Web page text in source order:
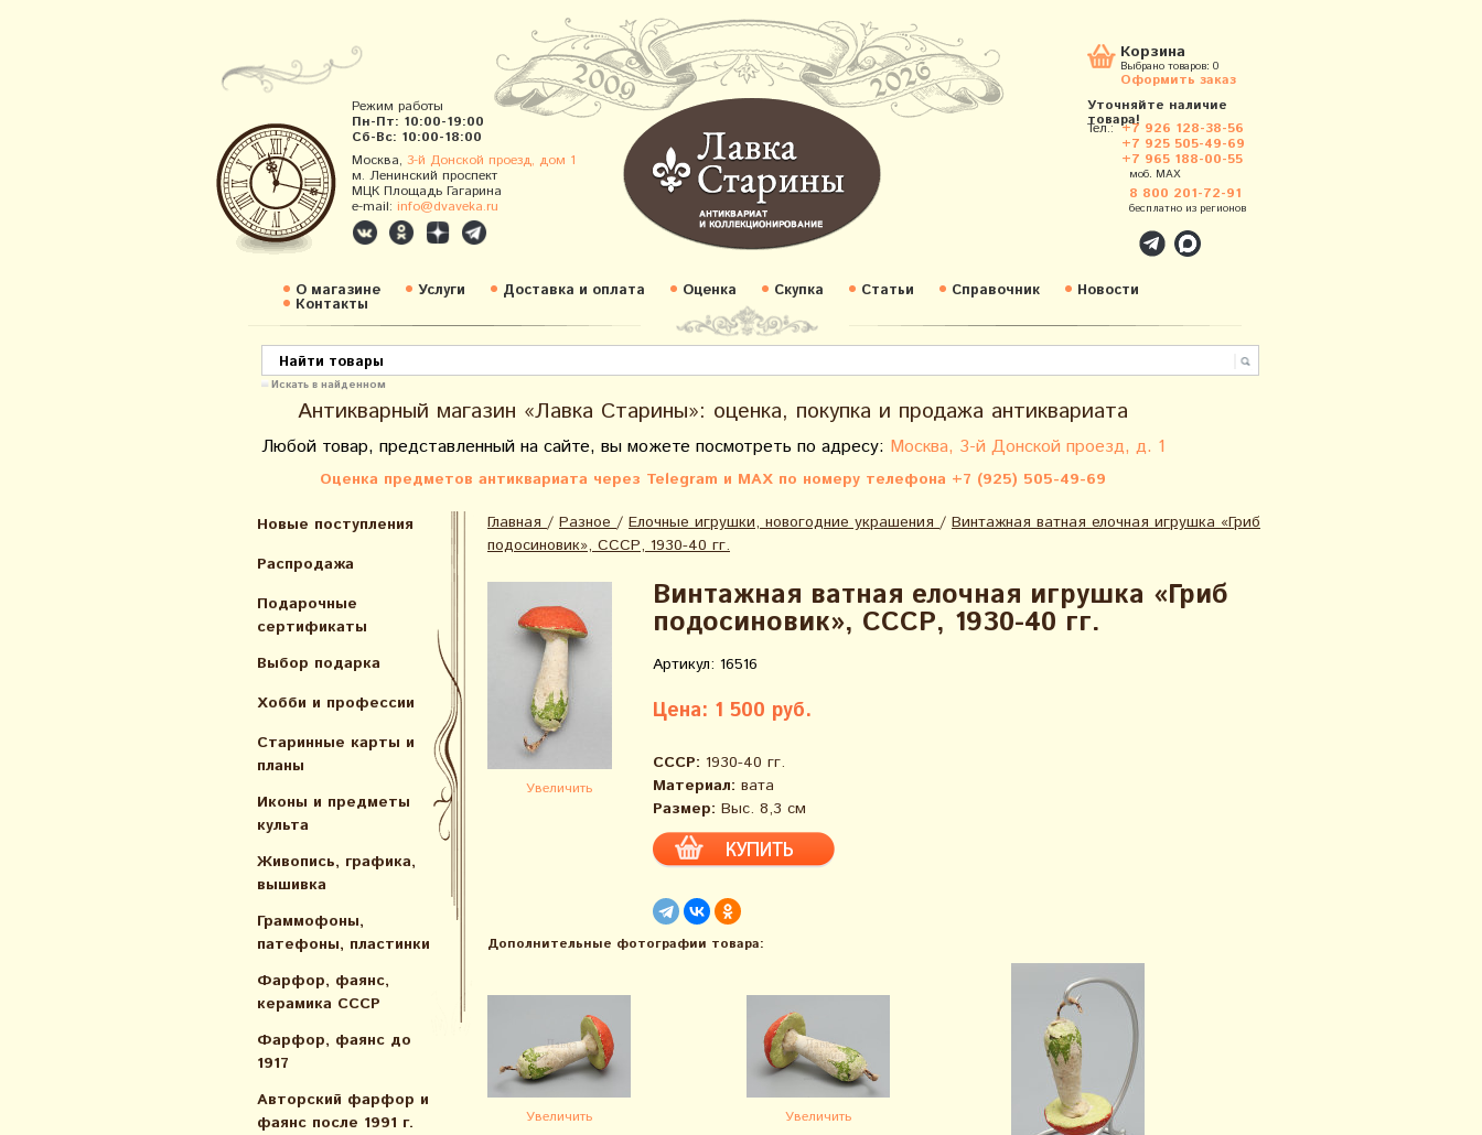
Режим работы
Пн-Пт: 10:00-19:00
Сб-Вс: 10:00-18:00
Москва, 3-й Донской проезд, дом 1
м. Ленинский проспект
МЦК Площадь Гагарина
e-mail: info@dvaveka.ru
Корзина
Выбрано товаров: 0
Оформить заказ
Уточняйте наличие
товара!
Тел.: +7 926 128-38-56
+7 925 505-49-69
+7 965 188-00-55
моб. MAX
8 800 201-72-91
бесплатно из регионов
О магазине Услуги Доставка и оплата Оценка Скупка Статьи Справочник Новости
Контакты
Искать в найденном
Антикварный магазин «Лавка Старины»: оценка, покупка и продажа антиквариата
Любой товар, представленный на сайте, вы можете посмотреть по адресу: Москва, 3-й Донской проезд, д. 1
Оценка предметов антиквариата через Telegram и MAX по номеру телефона +7 (925) 505-49-69
Новые поступления
Распродажа
Подарочные
сертификаты
Выбор подарка
Хобби и профессии
Старинные карты и
планы
Иконы и предметы
культа
Живопись, графика,
вышивка
Граммофоны,
патефоны, пластинки
Фарфор, фаянс,
керамика СССР
Фарфор, фаянс до
1917
Авторский фарфор и
фаянс после 1991 г.
Главная / Разное / Елочные игрушки, новогодние украшения / Винтажная ватная елочная игрушка «Гриб
подосиновик», СССР, 1930-40 гг.
Увеличить
Винтажная ватная елочная игрушка «Гриб
подосиновик», СССР, 1930-40 гг.
Артикул: 16516
Цена: 1 500 руб.
СССР: 1930-40 гг.
Материал: вата
Размер: Выс. 8,3 см
Дополнительные фотографии товара:
Увеличить Увеличить